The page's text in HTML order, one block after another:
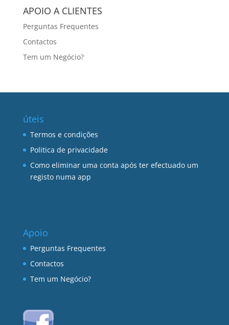
APOIO A CLIENTES
Perguntas Frequentes
Contactos
Tem um Negócio?
úteis
Termos e condições
Politica de privacidade
Como eliminar uma conta após ter efectuado um
registo numa app
Apoio
Perguntas Frequentes
Contactos
Tem um Negócio?